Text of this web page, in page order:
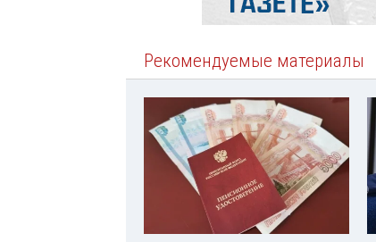
Рекомендуемые материалы